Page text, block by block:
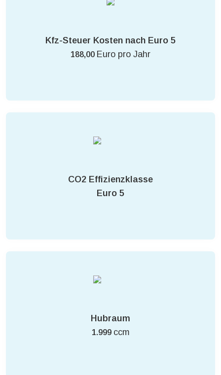
Kfz-Steuer Kosten nach Euro 5
188,00 Euro pro Jahr
CO2 Effizienzklasse
Euro 5
Hubraum
1.999 ccm